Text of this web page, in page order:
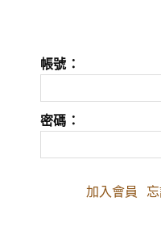
帳號：
密碼：
加入會員